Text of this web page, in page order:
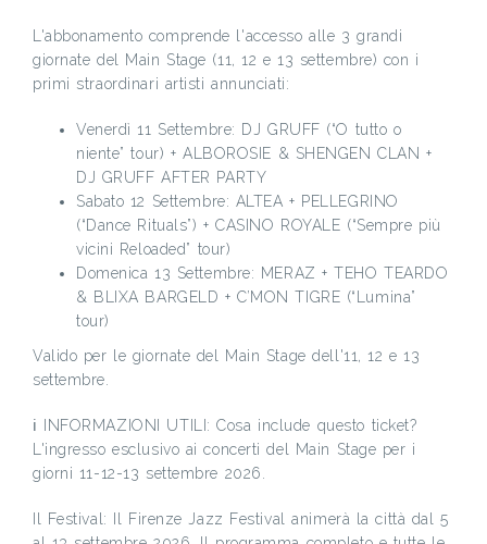
L'abbonamento comprende l'accesso alle 3 grandi
giornate del Main Stage (11, 12 e 13 settembre) con i
primi straordinari artisti annunciati:
Venerdì 11 Settembre: DJ GRUFF (“O tutto o
niente” tour) + ALBOROSIE & SHENGEN CLAN +
DJ GRUFF AFTER PARTY
Sabato 12 Settembre: ALTEA + PELLEGRINO
(“Dance Rituals”) + CASINO ROYALE (“Sempre più
vicini Reloaded” tour)
Domenica 13 Settembre: MERAZ + TEHO TEARDO
& BLIXA BARGELD + C’MON TIGRE (“Lumina”
tour)
Valido per le giornate del Main Stage dell'11, 12 e 13
settembre.
ℹ️ INFORMAZIONI UTILI: Cosa include questo ticket?
L'ingresso esclusivo ai concerti del Main Stage per i
giorni 11-12-13 settembre 2026.
Il Festival: Il Firenze Jazz Festival animerà la città dal 5